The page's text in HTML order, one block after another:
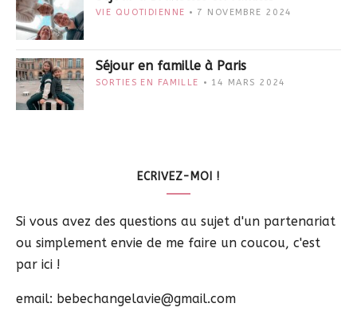
VIE QUOTIDIENNE 7 NOVEMBRE 2024
Séjour en famille à Paris
SORTIES EN FAMILLE 14 MARS 2024
ECRIVEZ-MOI !
Si vous avez des questions au sujet d'un partenariat
ou simplement envie de me faire un coucou, c'est
par ici !
email: bebechangelavie@gmail.com